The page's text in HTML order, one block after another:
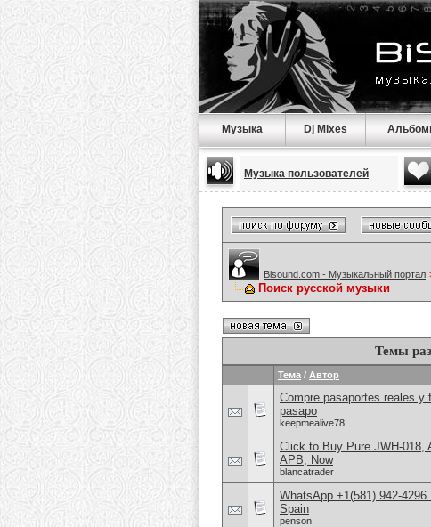
Музыка Dj Mixes
Музыка пользователей
Bisound.com - Музыкальный портал
Поиск русской музыки
Темы
Тема / Автор
Compre pasaportes reales y
pasapo
keepmealive78
Click to Buy Pure JWH-018,
APB, Now
blancatrader
WhatsApp +1(581) 942-
Spain
penson